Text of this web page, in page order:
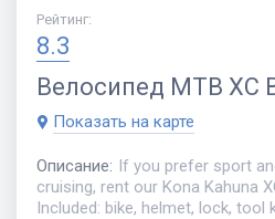
Рейтинг:
8.3
Велосипед MTB XC
Показать на карте
Описание: If you prefer sport
cruising, rent our Kona Kahuna
Included: bike, helmet, lock, tool